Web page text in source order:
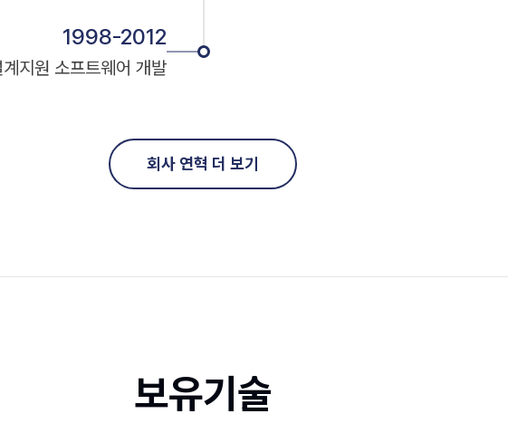
1998-2012
지원 소프트웨어 개발
회사 연혁 더 보기
보유기술